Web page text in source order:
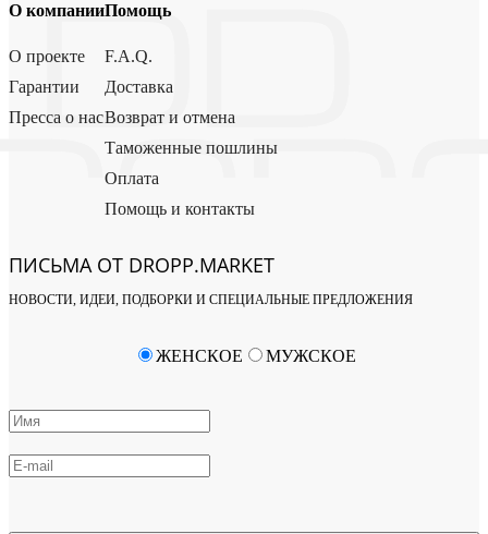
О компании
О проекте
Гарантии
Пресса о нас
Помощь
F.A.Q.
Доставка
Возврат и отмена
Таможенные пошлины
Оплата
Помощь и контакты
ПИСЬМА ОТ DROPP.MARKET
НОВОСТИ, ИДЕИ, ПОДБОРКИ И СПЕЦИАЛЬНЫЕ ПРЕДЛОЖЕНИЯ
ЖЕНСКОЕ МУЖСКОЕ